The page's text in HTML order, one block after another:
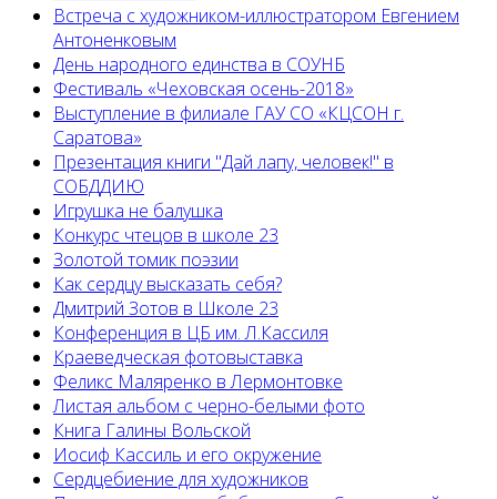
Встреча с художником-иллюстратором Евгением
Антоненковым
День народного единства в СОУНБ
Фестиваль «Чеховская осень-2018»
Выступление в филиале ГАУ СО «КЦСОН г.
Саратова»
Презентация книги "Дай лапу, человек!" в
СОБДДИЮ
Игрушка не балушка
Конкурс чтецов в школе 23
Золотой томик поэзии
Как сердцу высказать себя?
Дмитрий Зотов в Школе 23
Конференция в ЦБ им. Л.Кассиля
Краеведческая фотовыставка
Феликс Маляренко в Лермонтовке
Листая альбом с черно-белыми фото
Книга Галины Вольской
Иосиф Кассиль и его окружение
Сердцебиение для художников